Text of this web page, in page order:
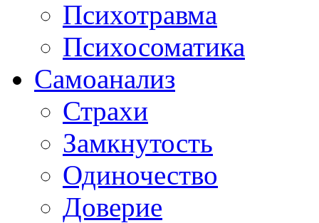
Психотравма
Психосоматика
Самоанализ
Страхи
Замкнутость
Одиночество
Доверие